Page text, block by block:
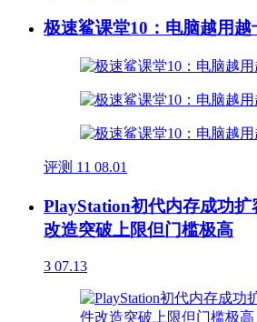
极速鲨课堂10：电脑越用越
评测 11 08.01
PlayStation初代内存成功
改造突破上限但门槛极高
3 07.13